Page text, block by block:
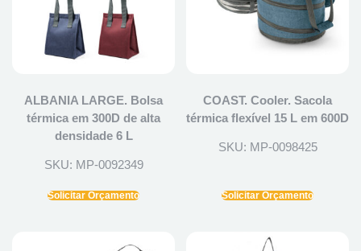
ALBANIA LARGE. Bolsa
térmica em 300D de alta
densidade 6 L
SKU: MP-0092349
Solicitar Orçamento
COAST. Cooler. Sacola
térmica flexível 15 L em 600D
SKU: MP-0098425
Solicitar Orçamento